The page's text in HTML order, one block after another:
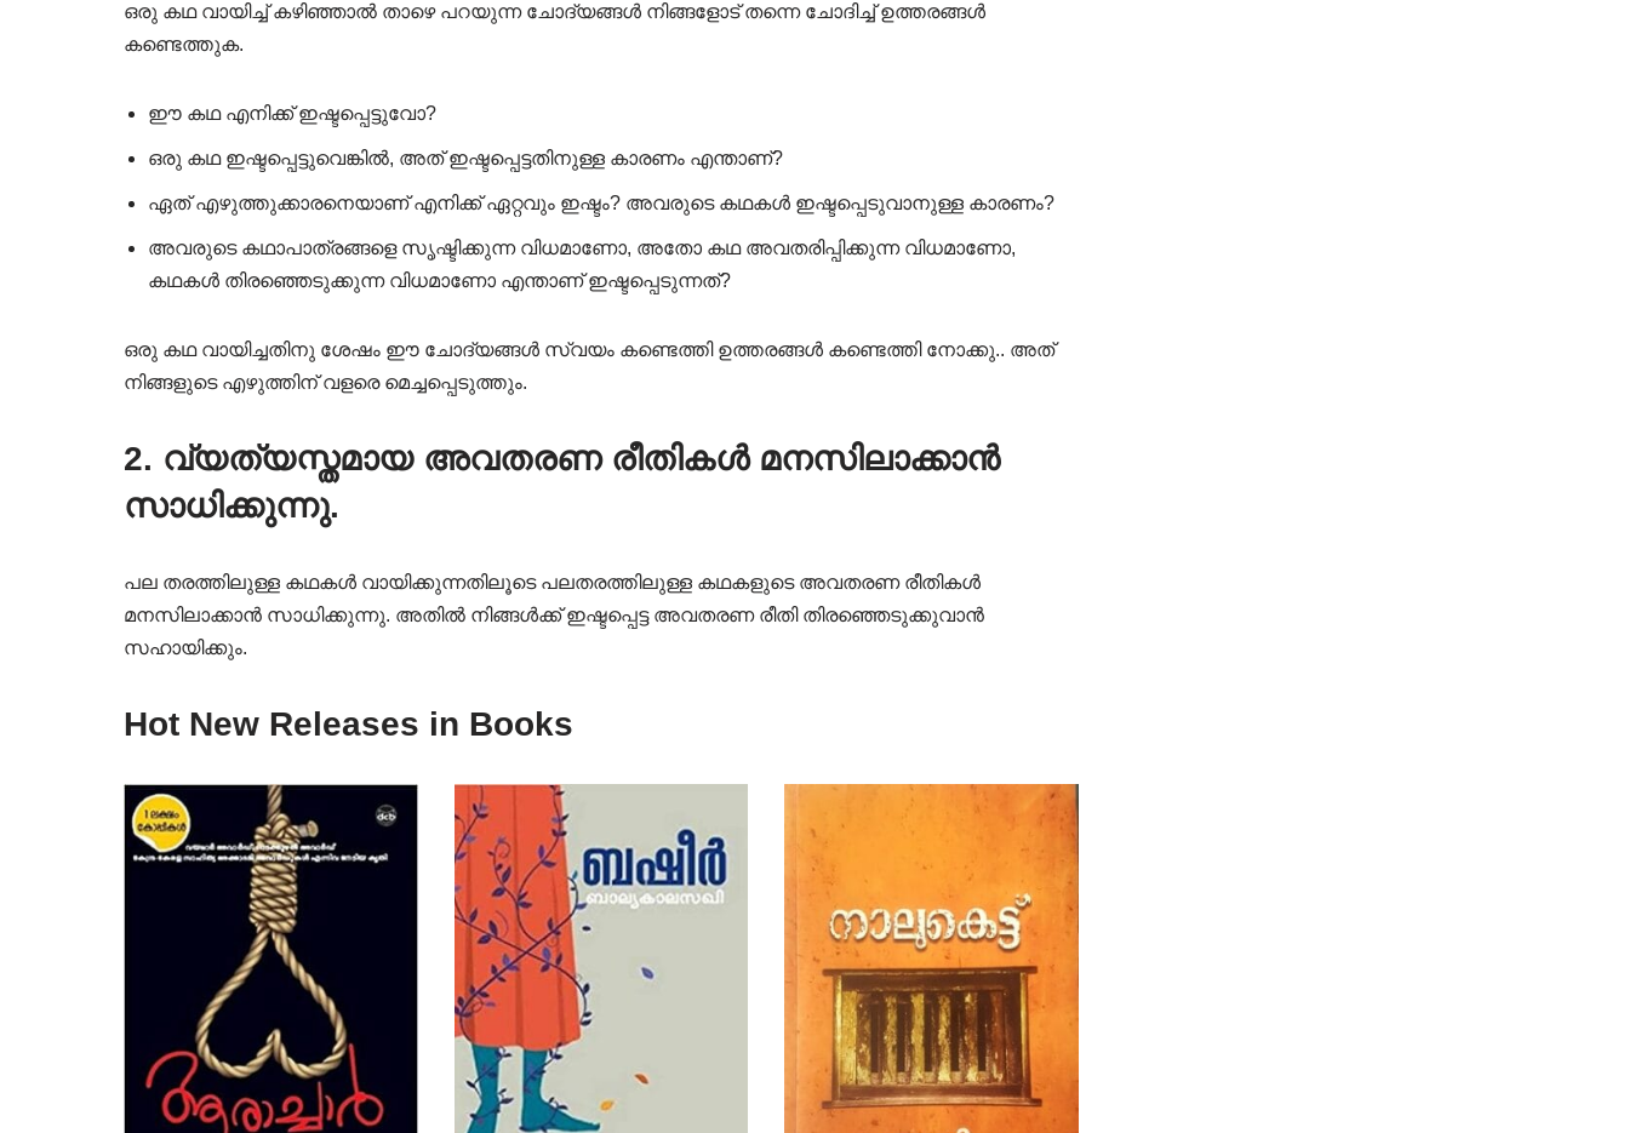
ഒരു കഥ വായിച്ച് കഴിഞ്ഞാൽ താഴെ പറയുന്ന ചോദ്യങ്ങൾ നിങ്ങളോട് തന്നെ ചോദിച്ച് ഉത്തരങ്ങൾ
കണ്ടെത്തുക.
ഈ കഥ എനിക്ക് ഇഷ്ടപ്പെട്ടുവോ?
ഒരു കഥ ഇഷ്ടപ്പെട്ടുവെങ്കിൽ, അത് ഇഷ്ടപ്പെട്ടതിനുള്ള കാരണം എന്താണ്?
ഏത് എഴുത്തുക്കാരനെയാണ് എനിക്ക് ഏറ്റവും ഇഷ്ടം? അവരുടെ കഥകൾ ഇഷ്ടപ്പെടുവാനുള്ള കാരണം?
അവരുടെ കഥാപാത്രങ്ങളെ സൃഷ്ടിക്കുന്ന വിധമാണോ, അതോ കഥ അവതരിപ്പിക്കുന്ന വിധമാണോ,
കഥകൾ തിരഞ്ഞെടുക്കുന്ന വിധമാണോ എന്താണ് ഇഷ്ടപ്പെടുന്നത്?
ഒരു കഥ വായിച്ചതിനു ശേഷം ഈ ചോദ്യങ്ങൾ സ്വയം കണ്ടെത്തി ഉത്തരങ്ങൾ കണ്ടെത്തി നോക്കു.. അത്
നിങ്ങളുടെ എഴുത്തിന് വളരെ മെച്ചപ്പെടുത്തും.
2. വ്യത്യസ്തമായ അവതരണ രീതികൾ മനസിലാക്കാൻ
സാധിക്കുന്നു.
പല തരത്തിലുള്ള കഥകൾ വായിക്കുന്നതിലൂടെ പലതരത്തിലുള്ള കഥകളുടെ അവതരണ രീതികൾ
മനസിലാക്കാൻ സാധിക്കുന്നു. അതിൽ നിങ്ങൾക്ക് ഇഷ്ടപ്പെട്ട അവതരണ രീതി തിരഞ്ഞെടുക്കുവാൻ
സഹായിക്കും.
Hot New Releases in Books